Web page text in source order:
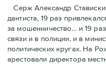
Серж Александр
дантиста, 19 раз
за мошенничество… и 19
связи и в полиции, и в
политических кругах. На
арестовали директора